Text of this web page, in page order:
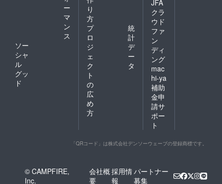
ー
マ
ン
ス
ソー
シャ
ル
グッ
ド
り
方
プ
ロ
ジ
ェ
ク
ト
の
広
め
方
統
計
デ
ー
タ
JFA
クラ
ウド
ファ
ン
ディ
ング
mac
hi-ya
補助
金申
請サ
ポー
ト
「QRコード」は株式会社デンソーウェーブの登録商標です。
© CAMPFIRE,
Inc.
会社概
要
採用情
報
パートナー
募集